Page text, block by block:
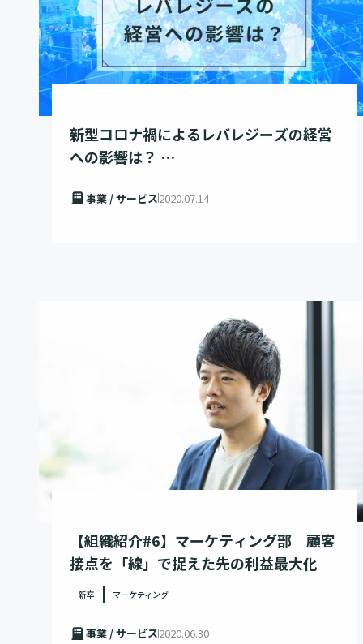
新型コロナ禍によるレバレジーズの経営
への影響は？
に強い事業ポートフォリオへ –
事業 / サービス2020.07.14
【組織紹介#6】マーケティング部 顧客
接点を「線」で捉えた先の利益最大化
新卒 マーケティング
事業 / サービス2020.06.30